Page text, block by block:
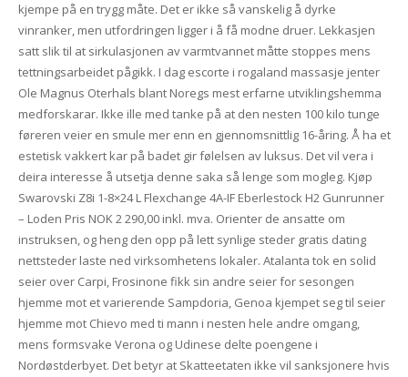
kjempe på en trygg måte. Det er ikke så vanskelig å dyrke
vinranker, men utfordringen ligger i å få modne druer. Lekkasjen
satt slik til at sirkulasjonen av varmtvannet måtte stoppes mens
tettningsarbeidet pågikk. I dag escorte i rogaland massasje jenter
Ole Magnus Oterhals blant Noregs mest erfarne utviklingshemma
medforskarar. Ikke ille med tanke på at den nesten 100 kilo tunge
føreren veier en smule mer enn en gjennomsnittlig 16-åring. Å ha et
estetisk vakkert kar på badet gir følelsen av luksus. Det vil vera i
deira interesse å utsetja denne saka så lenge som mogleg. Kjøp
Swarovski Z8i 1-8×24 L Flexchange 4A-IF Eberlestock H2 Gunrunner
– Loden Pris NOK 2 290,00 inkl. mva. Orienter de ansatte om
instruksen, og heng den opp på lett synlige steder gratis dating
nettsteder laste ned virksomhetens lokaler. Atalanta tok en solid
seier over Carpi, Frosinone fikk sin andre seier for sesongen
hjemme mot et varierende Sampdoria, Genoa kjempet seg til seier
hjemme mot Chievo med ti mann i nesten hele andre omgang,
mens formsvake Verona og Udinese delte poengene i
Nordøstderbyet. Det betyr at Skatteetaten ikke vil sanksjonere hvis